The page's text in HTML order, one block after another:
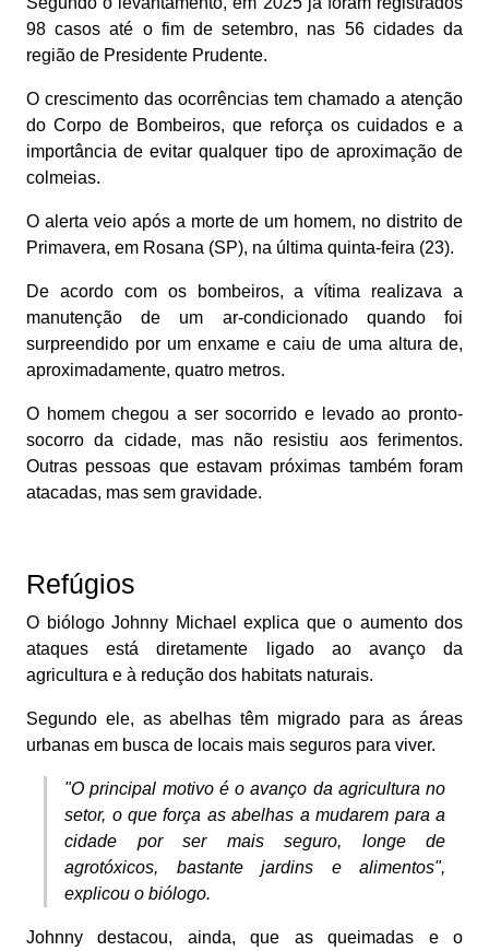
98 casos até o fim de setembro, nas 56 cidades da
região de Presidente Prudente.
O crescimento das ocorrências tem chamado a atenção
do Corpo de Bombeiros, que reforça os cuidados e a
importância de evitar qualquer tipo de aproximação de
colmeias.
O alerta veio após a morte de um homem, no distrito de
Primavera, em Rosana (SP), na última quinta-feira (23).
De acordo com os bombeiros, a vítima realizava a
manutenção de um ar-condicionado quando foi
surpreendido por um enxame e caiu de uma altura de,
aproximadamente, quatro metros.
O homem chegou a ser socorrido e levado ao pronto-
socorro da cidade, mas não resistiu aos ferimentos.
Outras pessoas que estavam próximas também foram
atacadas, mas sem gravidade.
Refúgios
O biólogo Johnny Michael explica que o aumento dos
ataques está diretamente ligado ao avanço da
agricultura e à redução dos habitats naturais.
Segundo ele, as abelhas têm migrado para as áreas
urbanas em busca de locais mais seguros para viver.
"O principal motivo é o avanço da agricultura no
setor, o que força as abelhas a mudarem para a
cidade por ser mais seguro, longe de
agrotóxicos, bastante jardins e alimentos",
explicou o biólogo.
Johnny destacou, ainda, que as queimadas e o